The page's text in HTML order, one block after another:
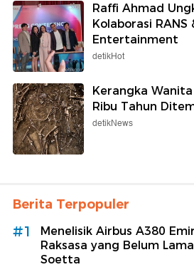
Raffi Ahmad
Kolaborasi RANS
Entertainment
detikHot
Kerangka
Ribu Tahun
detikNews
Berita Terpopuler
#1
Menelisik Airbus A380
Raksasa yang Belum
Soetta